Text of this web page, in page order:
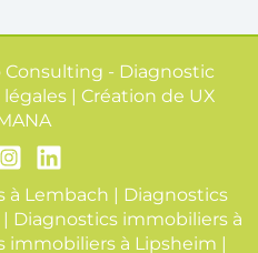
- Diagnostic
| Création de UX
à Lembach | Diagnostics
| Diagnostics immobiliers à
immobiliers à Lipsheim |